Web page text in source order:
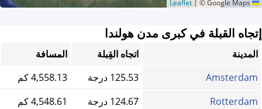
© Google Maps
إتجاه القبلة في كبرى مدن هولندا
المدينة اتجاه القِبلة
المسافة
Amsterdam
125.53 درجة
4,558.13 كم
Rotterdam
124.67 درجة
4,548.61 كم